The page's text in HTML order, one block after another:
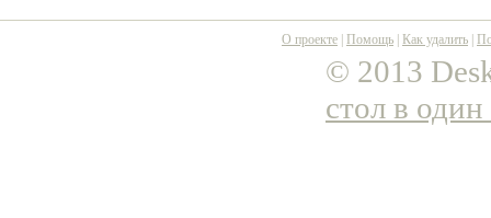
О проекте Помощь Как удалить
© 2013
стол в